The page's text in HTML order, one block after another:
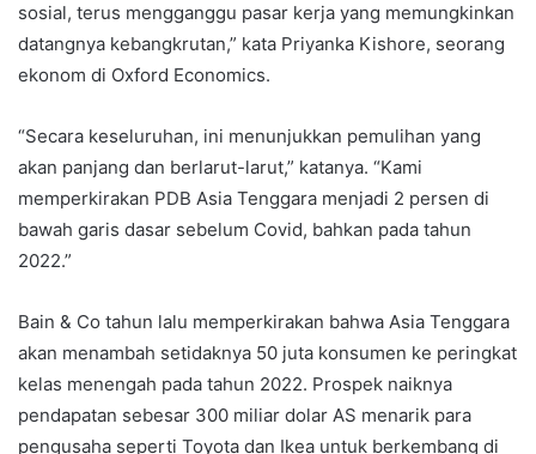
sosial, terus mengganggu pasar kerja yang memungkinkan
datangnya kebangkrutan,” kata Priyanka Kishore, seorang
ekonom di Oxford Economics.
“Secara keseluruhan, ini menunjukkan pemulihan yang
akan panjang dan berlarut-larut,” katanya. “Kami
memperkirakan PDB Asia Tenggara menjadi 2 persen di
bawah garis dasar sebelum Covid, bahkan pada tahun
2022.”
Bain & Co tahun lalu memperkirakan bahwa Asia Tenggara
akan menambah setidaknya 50 juta konsumen ke peringkat
kelas menengah pada tahun 2022. Prospek naiknya
pendapatan sebesar 300 miliar dolar AS menarik para
pengusaha seperti Toyota dan Ikea untuk berkembang di